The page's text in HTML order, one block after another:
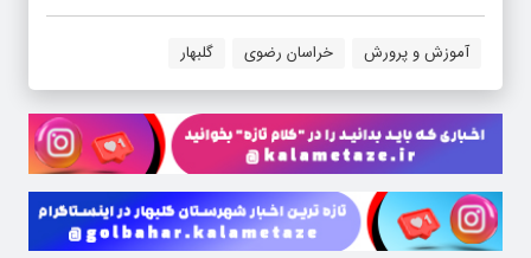
آموزش و پرورش خراسان رضوی گلبهار